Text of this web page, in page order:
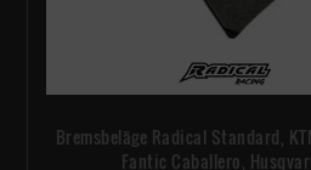
Bremsbeläge Radical Standard,
Fantic Caballero,